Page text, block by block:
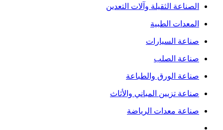
الصناعة الثقيلة وآلات التعدين
المعدات الطبية
صناعة السيارات
صناعة الصلب
صناعة الورق والطباعة
صناعة تزيين المباني والأثاث
صناعة معدات الرياضة